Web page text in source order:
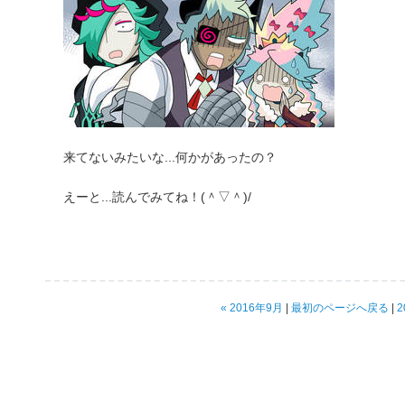
来てないみたいな...何かがあったの？
えーと...読んでみてね！(＾▽＾)/
« 2016年9月 |最初のページへ戻る |